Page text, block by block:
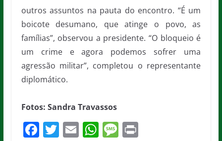
outros assuntos na pauta do encontro. “É um
boicote desumano, que atinge o povo, as
famílias”, observou a presidente. “O bloqueio é
um crime e agora podemos sofrer uma
agressão militar”, completou o representante
diplomático.
Fotos: Sandra Travassos
F T E W M Pr